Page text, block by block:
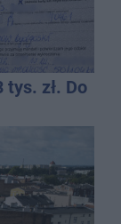
tys. zł. Do